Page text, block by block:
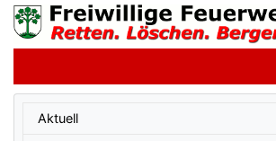
Untermenüpunkte im aktuellen Bereich
Aktuell